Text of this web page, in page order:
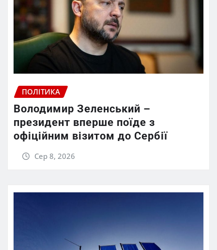
ПОЛІТИКА
Володимир Зеленський –
президент вперше поїде з
офіційним візитом до Сербії
Сер 8, 2026